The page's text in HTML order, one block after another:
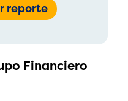
reporte
Financiero